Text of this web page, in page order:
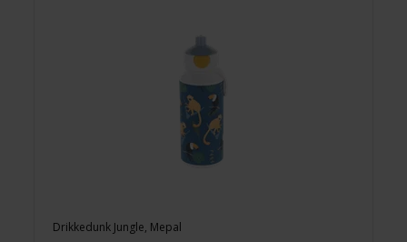
Drikkedunk Jungle, Mepal